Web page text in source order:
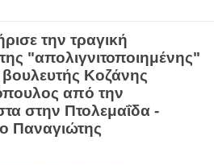
την τραγική
"απολιγνιτοποιημένης"
Κοζάνης
από την
στην Πτολεμαΐδα -
Παναγιώτης